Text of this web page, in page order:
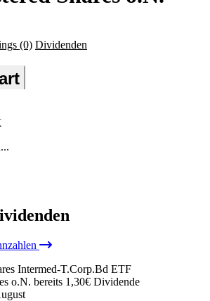
(0) Dividenden
Intermed-T.Corp.Bd ETF
o.N. bereits 1,30€ Dividende